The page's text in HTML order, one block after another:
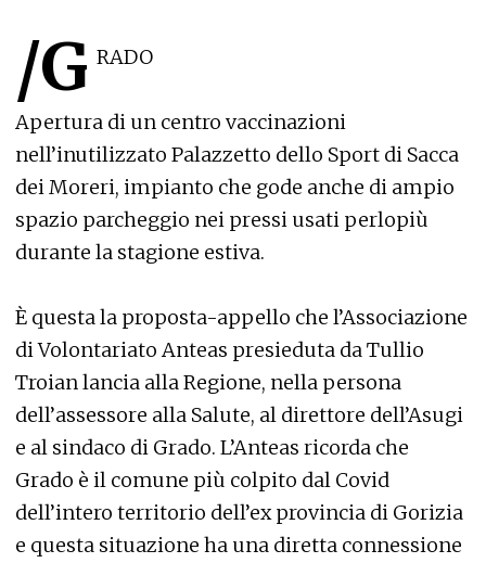
/G RADO
Apertura di un centro vaccinazioni
nell’inutilizzato Palazzetto dello Sport di Sacca
dei Moreri, impianto che gode anche di ampio
spazio parcheggio nei pressi usati perlopiù
durante la stagione estiva.
È questa la proposta-appello che l’Associazione
di Volontariato Anteas presieduta da Tullio
Troian lancia alla Regione, nella persona
dell’assessore alla Salute, al direttore dell’Asugi
e al sindaco di Grado. L’Anteas ricorda che
Grado è il comune più colpito dal Covid
dell’intero territorio dell’ex provincia di Gorizia
e questa situazione ha una diretta connessione